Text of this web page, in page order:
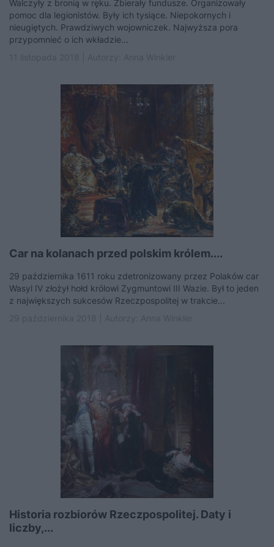
Walczyły z bronią w ręku. Zbierały fundusze. Organizowały
pomoc dla legionistów. Były ich tysiące. Niepokornych i
nieugiętych. Prawdziwych wojowniczek. Najwyższa pora
przypomnieć o ich wkładzie...
Car na kolanach przed polskim królem....
29 października 1611 roku zdetronizowany przez Polaków car
Wasyl IV złożył hołd królowi Zygmuntowi III Wazie. Był to jeden
z największych sukcesów Rzeczpospolitej w trakcie...
Historia rozbiorów Rzeczpospolitej. Daty i
liczby,...